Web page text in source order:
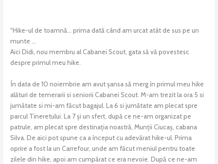
“Hike-ul de toamnă… prima dată când am urcat atât de sus pe un
munte …
Aici Didi, nou membru al Cabanei Scout, gata să vă povestesc
despre primul meu hike.
În data de 10 noiembrie am avut șansa să merg în primul meu hike
alături de temerarii si seniorii Cabanei Scout. M-am trezit la ora 5 si
jumătate si mi-am făcut bagajul. La 6 si jumătate am plecat spre
parcul Tineretului. La 7 și un sfert, după ce ne-am organizat pe
patrule, am plecat spre destinația noastră, Munții Ciucaș, cabana
Silva. De aici pot spune ca a început cu adevărat hike-ul. Prima
oprire a fost la un Carrefour, unde am făcut meniul pentru toate
zilele din hike, apoi am cumpărat ce era nevoie. După ce ne-am